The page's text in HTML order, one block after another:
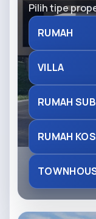
Pilih tipe
RUMAH
VILLA
RUMAH
RUMAH